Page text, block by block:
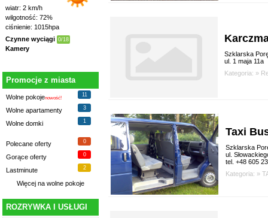
wiatr: 2 km/h
wilgotność: 72%
ciśnienie: 1015hpa
Czynne wyciągi 0/18
Kamery
Promocje z miasta
Wolne pokojenowość!
11
Wolne apartamenty 3
Wolne domki 1
Polecane oferty 0
Gorące oferty 0
Lastminute 2
Więcej na wolne pokoje
ROZRYWKA I USŁUGI
Szklarska
ul. 1 maja 11a
Kategoria: »
Taxi
Szklarska
ul.
tel. +48 605
Kategoria: »